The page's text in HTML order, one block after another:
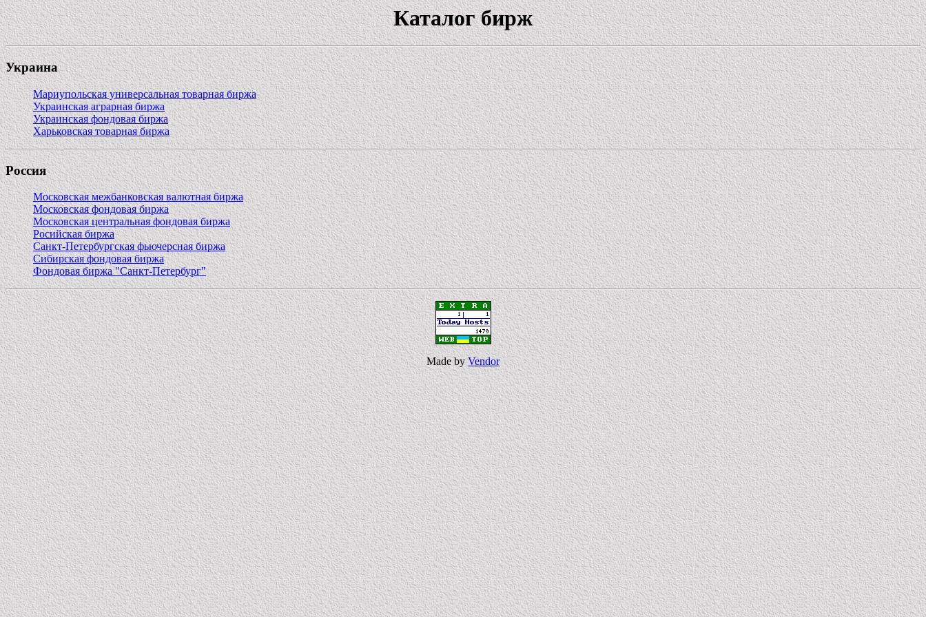
Каталог бирж
Украина
Мариупольская универсальная товарная биржа
Украинская аграрная биржа
Украинская фондовая биржа
Харьковская товарная биржа
Россия
Московская межбанковская валютная биржа
Московская фондовая биржа
Московская центральная фондовая биржа
Росийская биржа
Санкт-Петербургская фьючерсная биржа
Сибирская фондовая биржа
Фондовая биржа "Санкт-Петербург"
Made byVendor